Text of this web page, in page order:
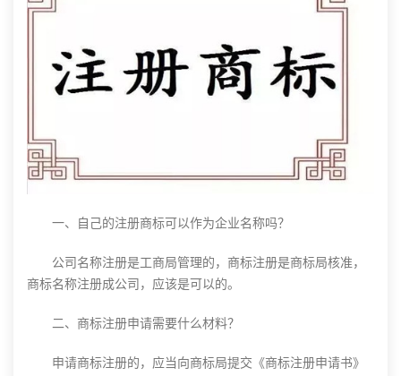
一、自己的注册商标可以作为企业名称吗？
公司名称注册是工商局管理的，商标注册是商标局核准，
商标名称注册成公司，应该是可以的。
二、商标注册申请需要什么材料？
申请商标注册的，应当向商标局提交《商标注册申请书》